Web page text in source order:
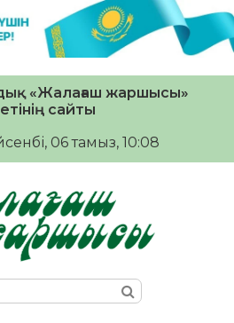
«Жалағаш жаршысы»
сайты
06 тамыз, 10:08